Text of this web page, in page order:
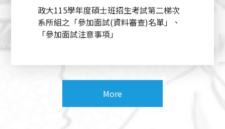
政大115學年度碩士班招生考試第二梯次
系所組之「參加面試(資料審查)名單」、
「參加面試注意事項」
More